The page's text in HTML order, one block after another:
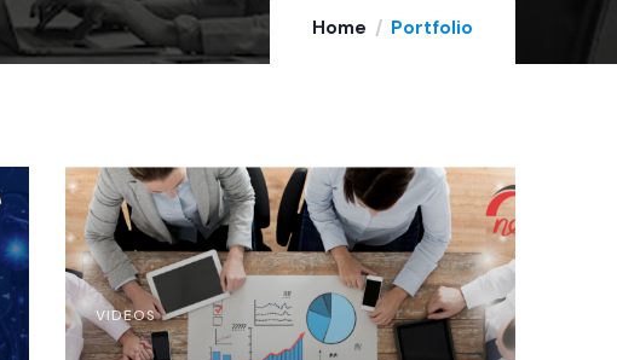
Home Portfolio
VIDEOS